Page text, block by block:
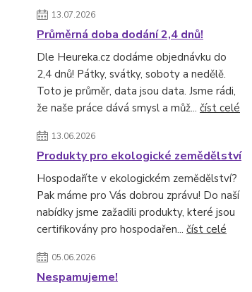
13.07.2026
Průměrná doba dodání 2,4 dnů!
Dle Heureka.cz dodáme objednávku do
2,4 dnů! Pátky, svátky, soboty a nedělě.
Toto je průměr, data jsou data. Jsme rádi,
že naše práce dává smysl a můž... číst celé
13.06.2026
Produkty pro ekologické zemědělství
Hospodaříte v ekologickém zemědělství?
Pak máme pro Vás dobrou zprávu! Do naší
nabídky jsme zažadili produkty, které jsou
certifikovány pro hospodařen... číst celé
05.06.2026
Nespamujeme!